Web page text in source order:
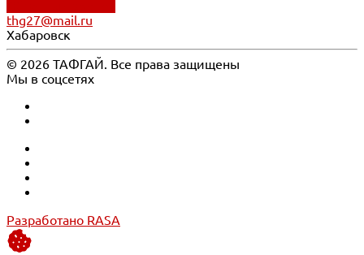
thg27@mail.ru
Хабаровск
© 2026 ТАФГАЙ. Все права защищены
Мы в соцсетях
Разработано RASA